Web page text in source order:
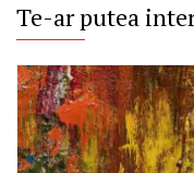
Te-ar putea